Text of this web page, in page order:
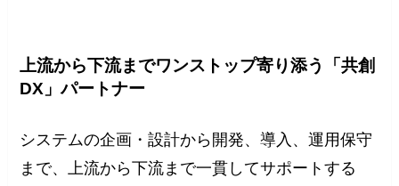
上流から下流までワンストップ寄り添う「共創
DX」パートナー
システムの企画・設計から開発、導入、運用保守
まで、上流から下流まで一貫してサポートする